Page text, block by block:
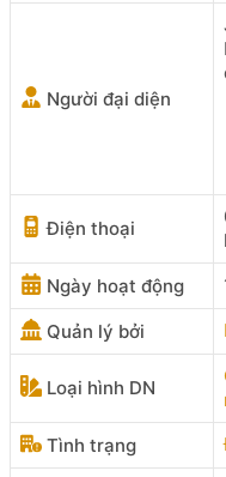
Người đại diện
Điện thoại
Ngày hoạt động
Quản lý bởi
Loại hình DN
Tình trạng